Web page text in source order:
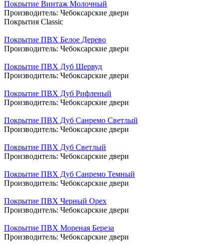
Покрытие Винтаж Молочный
Производитель: Чебоксарские двери
Покрытия Classic
Покрытие ПВХ Белое Дерево
Производитель: Чебоксарские двери
Покрытие ПВХ Дуб Шервуд
Производитель: Чебоксарские двери
Покрытие ПВХ Дуб Рифленый
Производитель: Чебоксарские двери
Покрытие ПВХ Дуб Санремо Светлый
Производитель: Чебоксарские двери
Покрытие ПВХ Дуб Светлый
Производитель: Чебоксарские двери
Покрытие ПВХ Дуб Санремо Темный
Производитель: Чебоксарские двери
Покрытие ПВХ Черный Орех
Производитель: Чебоксарские двери
Покрытие ПВХ Мореная Береза
Производитель: Чебоксарские двери